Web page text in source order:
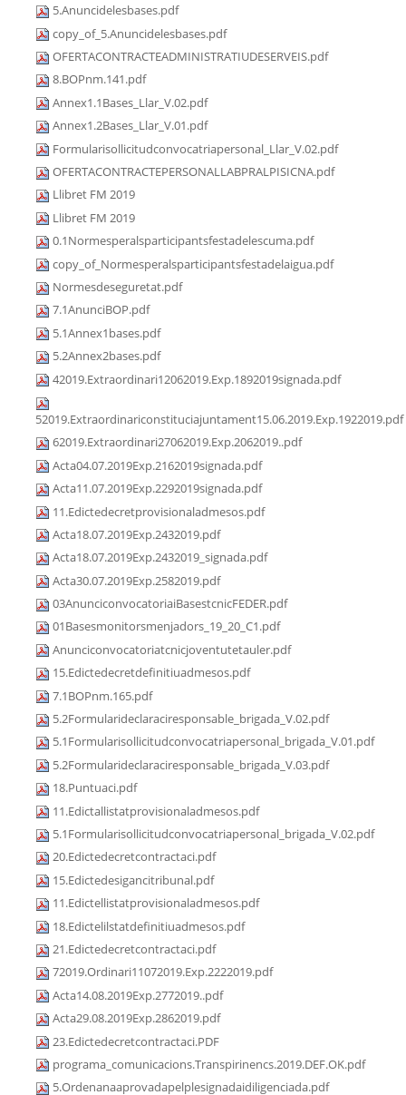
5.Anuncidelesbases.pdf
copy_of_5.Anuncidelesbases.pdf
OFERTACONTRACTEADMINISTRATIUDESERVEIS.pdf
8.BOPnm.141.pdf
Annex1.1Bases_Llar_V.02.pdf
Annex1.2Bases_Llar_V.01.pdf
Formularisollicitudconvocatriapersonal_Llar_V.02.pdf
OFERTACONTRACTEPERSONALLABPRALPISICNA.pdf
Llibret FM 2019
Llibret FM 2019
0.1Normesperalsparticipantsfestadelescuma.pdf
copy_of_Normesperalsparticipantsfestadelaigua.pdf
Normesdeseguretat.pdf
7.1AnunciBOP.pdf
5.1Annex1bases.pdf
5.2Annex2bases.pdf
42019.Extraordinari12062019.Exp.1892019signada.pdf
52019.Extraordinariconstituciajuntament15.06.2019.Exp.1922019.pdf
62019.Extraordinari27062019.Exp.2062019..pdf
Acta04.07.2019Exp.2162019signada.pdf
Acta11.07.2019Exp.2292019signada.pdf
11.Edictedecretprovisionaladmesos.pdf
Acta18.07.2019Exp.2432019.pdf
Acta18.07.2019Exp.2432019_signada.pdf
Acta30.07.2019Exp.2582019.pdf
03AnunciconvocatoriaiBasestcnicFEDER.pdf
01Basesmonitorsmenjadors_19_20_C1.pdf
Anunciconvocatoriatcnicjoventutetauler.pdf
15.Edictedecretdefinitiuadmesos.pdf
7.1BOPnm.165.pdf
5.2Formularideclaraciresponsable_brigada_V.02.pdf
5.1Formularisollicitudconvocatriapersonal_brigada_V.01.pdf
5.2Formularideclaraciresponsable_brigada_V.03.pdf
18.Puntuaci.pdf
11.Edictallistatprovisionaladmesos.pdf
5.1Formularisollicitudconvocatriapersonal_brigada_V.02.pdf
20.Edictedecretcontractaci.pdf
15.Edictedesigancitribunal.pdf
11.Edictellistatprovisionaladmesos.pdf
18.Edictelilstatdefinitiuadmesos.pdf
21.Edictedecretcontractaci.pdf
72019.Ordinari11072019.Exp.2222019.pdf
Acta14.08.2019Exp.2772019..pdf
Acta29.08.2019Exp.2862019.pdf
23.Edictedecretcontractaci.PDF
programa_comunicacions.Transpirinencs.2019.DEF.OK.pdf
5.Ordenanaaprovadapelplesignadaidiligenciada.pdf